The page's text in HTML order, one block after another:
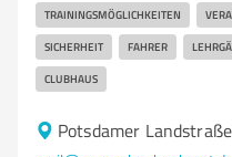
TRAININGSMÖGLICHKEITEN
SICHERHEIT FAHRER
CLUBHAUS
Potsdamer